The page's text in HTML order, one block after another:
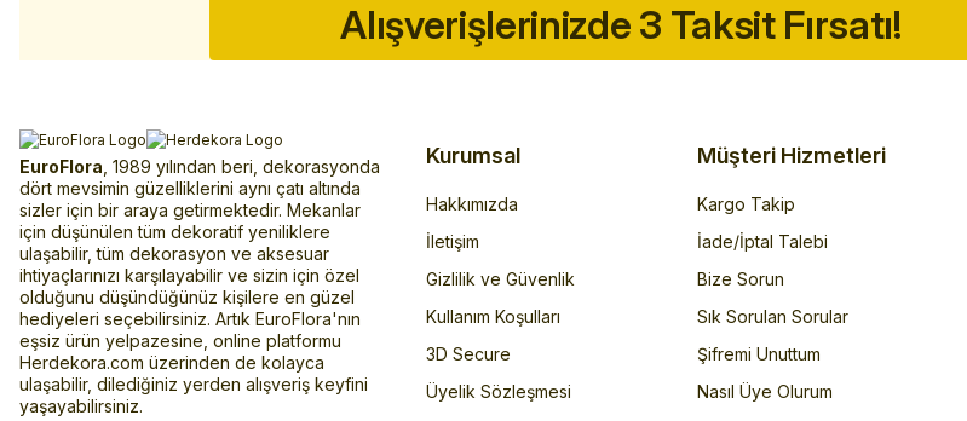
Alışverişlerinizde 3 Taksit Fırsatı!
EuroFlora , 1989 yılından beri, dekorasyonda
dört mevsimin güzelliklerini aynı çatı altında
sizler için bir araya getirmektedir. Mekanlar
için düşünülen tüm dekoratif yeniliklere
ulaşabilir, tüm dekorasyon ve aksesuar
ihtiyaçlarınızı karşılayabilir ve sizin için özel
olduğunu düşündüğünüz kişilere en güzel
hediyeleri seçebilirsiniz. Artık EuroFlora'nın
eşsiz ürün yelpazesine, online platformu
Herdekora.com üzerinden de kolayca
ulaşabilir, dilediğiniz yerden alışveriş keyfini
yaşayabilirsiniz.
Kurumsal
Hakkımızda
İletişim
Gizlilik ve Güvenlik
Kullanım Koşulları
3D Secure
Üyelik Sözleşmesi
Müşteri Hizmetleri
Kargo Takip
İade/İptal Talebi
Bize Sorun
Sık Sorulan Sorular
Şifremi Unuttum
Nasıl Üye Olurum